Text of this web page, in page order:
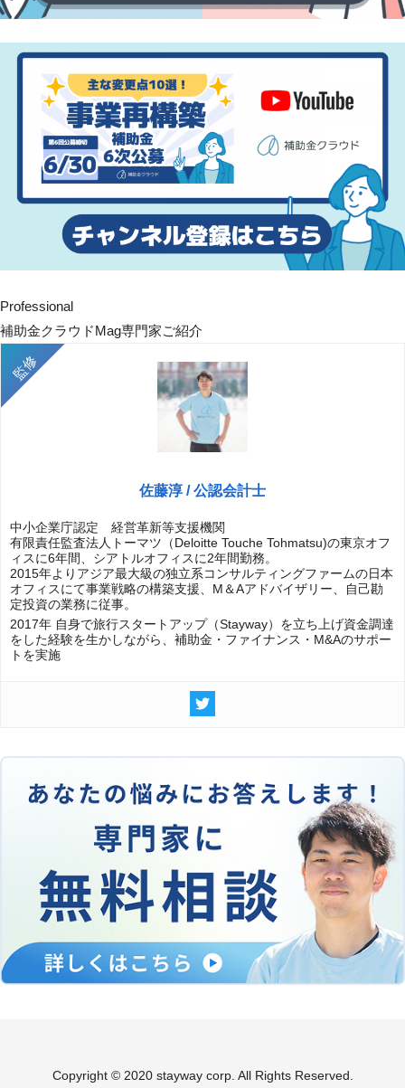
Professional
補助金クラウドMag専門家ご紹介
佐藤淳 / 公認会計士
中小企業庁認定 経営革新等支援機関
有限責任監査法人トーマツ（Deloitte Touche Tohmatsu)の東京オフ
ィスに6年間、シアトルオフィスに2年間勤務。
2015年よりアジア最大級の独立系コンサルティングファームの日本
オフィスにて事業戦略の構築支援、M＆Aアドバイザリー、自己勘
定投資の業務に従事。
2017年 自身で旅行スタートアップ（Stayway）を立ち上げ資金調達
をした経験を生かしながら、補助金・ファイナンス・M&Aのサポー
トを実施
Copyright © 2020 stayway corp. All Rights Reserved.